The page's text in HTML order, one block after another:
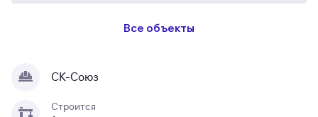
Все объекты
СК-Союз
Строится